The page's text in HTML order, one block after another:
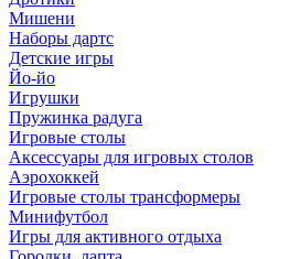
Мишени
Наборы дартс
Детские игры
Йо-йо
Игрушки
Пружинка радуга
Игровые столы
Аксессуары для игровых столов
Аэрохоккей
Игровые столы трансформеры
Минифутбол
Игры для активного отдыха